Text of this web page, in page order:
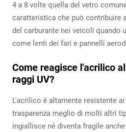
4 a 8 volte quella del vetro
caratteristica che può contribuire
del carburante nei veicoli quando
come lenti dei fari e pannelli
Come reagisce l'acrilico
raggi UV?
L'acrilico è altamente resistente
trasparenza meglio di molti altri
ingiallisce né diventa fragile